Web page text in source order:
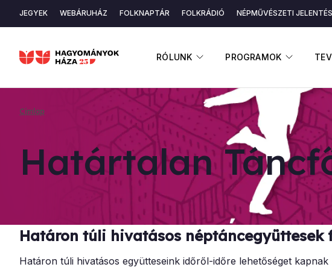
tartalomra
RÓLUNK ALMENÜ MEGNYITÁSA
PROGRAMOK
Másodlagos
JEGYEK WEBÁRUHÁZ FOLKNAPTÁR FOLKRÁDIÓ NÉPMŰVÉSZETI JELENTÉS
Címlap
Ha­tár­ta­lan
Határon túli hivatásos néptáncegyüttesek
Határon túli hivatásos együtteseink időről-időre lehetőséget